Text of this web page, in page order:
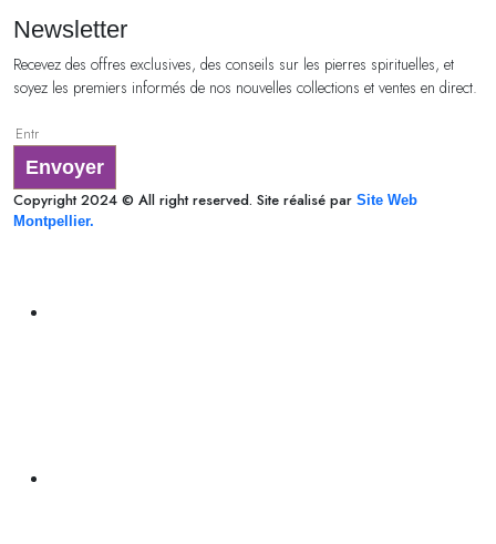
Newsletter
Recevez des offres exclusives, des conseils sur les pierres spirituelles, et
soyez les premiers informés de nos nouvelles collections et ventes en direct.
Envoyer
Copyright 2024 © All right reserved. Site réalisé par Site Web
Montpellier.